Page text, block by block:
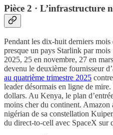
Pièce 2 · L’infrastructure
Pendant les dix-huit derniers
presque un pays Starlink par
2025, 25 en novembre, 27 en
devenu le deuxième fournisseur
au quatrième trimestre 2025
leader désormais en ligne de
dollars. Au Kenya, le plan
moins cher du continent. Amazon
nigérian de sa constellation
du direct-to-cell avec SpaceX sur